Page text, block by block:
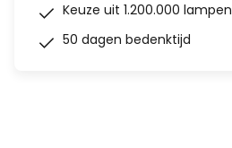
Keuze uit 1.200.000 lampen
50 dagen bedenktijd